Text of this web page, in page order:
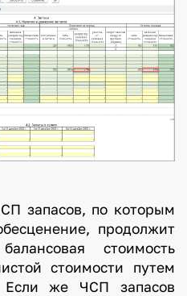
запасов, по которым
продолжит
стоимость
стоимости путем
Если же ЧСП запасов